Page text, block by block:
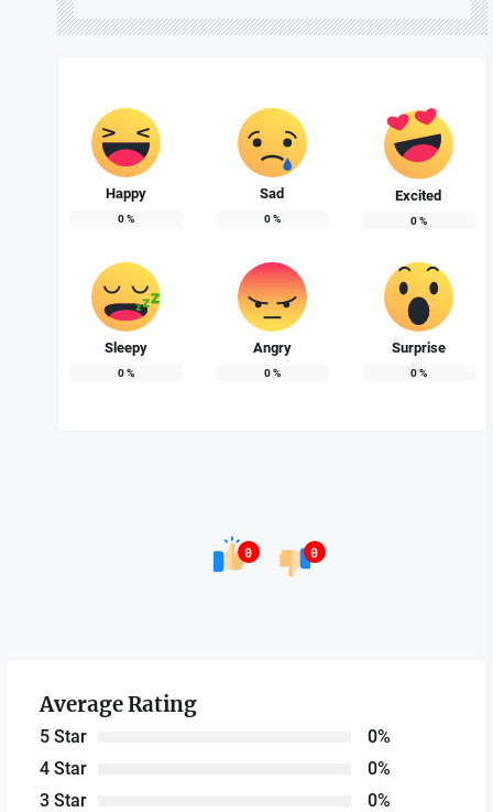
Happy
0%
Sad
0%
Excited
0%
Sleepy
0%
Angry
0%
Surprise
0%
0 0
Average Rating
5 Star
0%
4 Star
0%
3 Star
0%